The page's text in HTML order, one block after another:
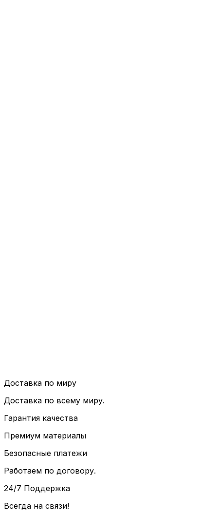
Доставка по миру
Доставка по всему миру.
Гарантия качества
Премиум материалы
Безопасные платежи
Работаем по договору.
24/7 Поддержка
Всегда на связи!